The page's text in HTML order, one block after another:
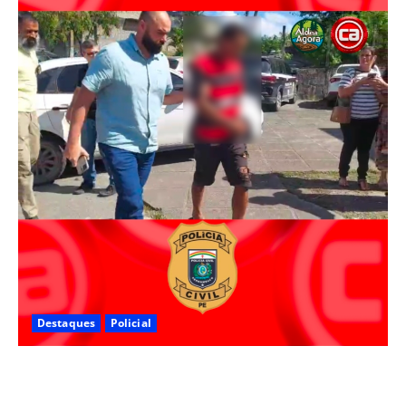
Destaques Policial